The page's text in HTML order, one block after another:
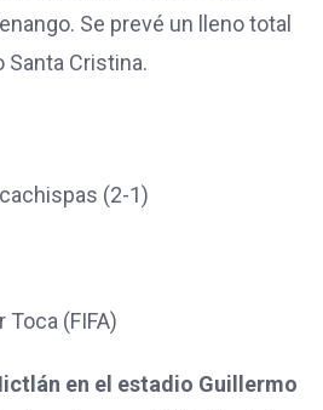
Se prevé un lleno total
Santa Cristina.
(2-1)
(FIFA)
en el estadio Guillermo